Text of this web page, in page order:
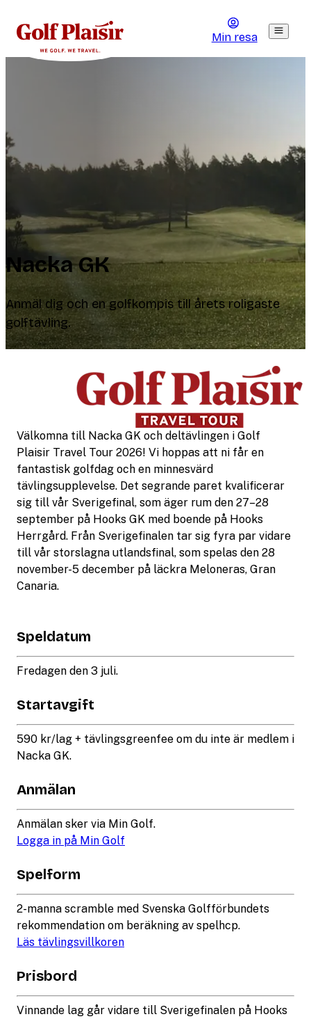
Min resa
Nacka GK
Anmäl dig och en golfkompis till årets roligaste
golftävling.
Välkomna till Nacka GK och deltävlingen i Golf
Plaisir Travel Tour 2026! Vi hoppas att ni får en
fantastisk golfdag och en minnesvärd
tävlingsupplevelse. Det segrande paret kvalificerar
sig till vår Sverigefinal, som äger rum den 27–28
september på Hooks GK med boende på Hooks
Herrgård. Från Sverigefinalen tar sig fyra par vidare
till vår storslagna utlandsfinal, som spelas den 28
november-5 december på läckra Meloneras, Gran
Canaria.
Speldatum
Fredagen den 3 juli.
Startavgift
590 kr/lag + tävlingsgreenfee om du inte är medlem i
Nacka GK.
Anmälan
Anmälan sker via Min Golf.
Logga in på Min Golf
Spelform
2-manna scramble med Svenska Golfförbundets
rekommendation om beräkning av spelhcp.
Läs tävlingsvillkoren
Prisbord
Vinnande lag går vidare till Sverigefinalen på Hooks